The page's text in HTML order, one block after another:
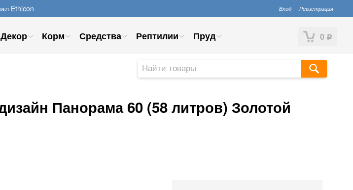
Ethicon Вход Регистрация
0 Р
Декор Корм Средства Рептилии Пруд
Панорама 60 (58 литров) Золотой